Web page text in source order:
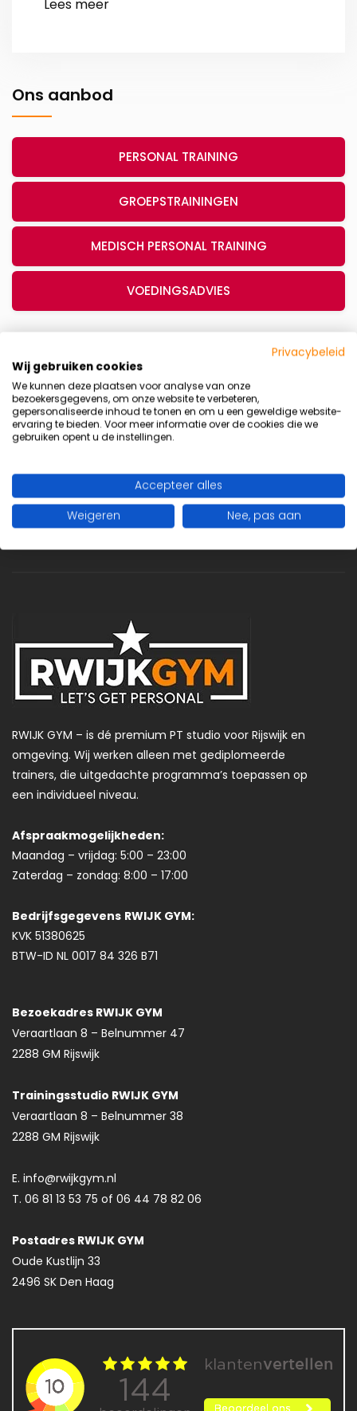
Ons aanbod
PERSONAL TRAINING
GROEPSTRAININGEN
MEDISCH PERSONAL TRAINING
VOEDINGSADVIES
ALGEMENE VOORWAARDEN
PRIVACYVERKLARING
CONTACT
RWIJK GYM – is dé premium PT studio voor Rijswijk en
omgeving. Wij werken alleen met gediplomeerde
trainers, die uitgedachte programma’s toepassen op
een individueel niveau.
Afspraakmogelijkheden:
Maandag – vrijdag: 5:00 – 23:00
Zaterdag – zondag: 8:00 – 17:00
Bedrijfsgegevens RWIJK GYM:
KVK 51380625
BTW-ID NL 0017 84 326 B71
Bezoekadres RWIJK GYM
Veraartlaan 8 – Belnummer 47
2288 GM Rijswijk
Trainingsstudio RWIJK GYM
Veraartlaan 8 – Belnummer 38
2288 GM Rijswijk
E. info@rwijkgym.nl
T. 06 81 13 53 75 of 06 44 78 82 06
Postadres RWIJK GYM
Oude Kustlijn 33
2496 SK Den Haag
Privacybeleid
Wij gebruiken cookies
We kunnen deze plaatsen voor analyse van onze
bezoekersgegevens, om onze website te verbeteren,
gepersonaliseerde inhoud te tonen en om u een geweldige website-
ervaring te bieden. Voor meer informatie over de cookies die we
gebruiken opent u de instellingen.
Accepteer alles
Weigeren
Nee, pas aan